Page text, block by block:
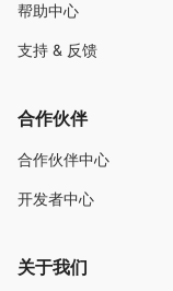
帮助中心
支持 & 反馈
合作伙伴
合作伙伴中心
开发者中心
关于我们